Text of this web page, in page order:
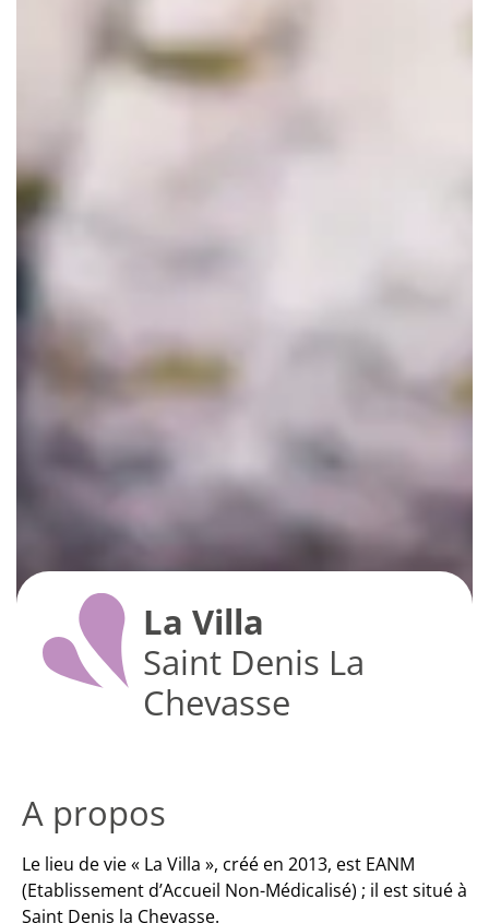
La Villa
Saint Denis La
Chevasse
A propos
Le lieu de vie « La Villa », créé en 2013, est EANM
(Etablissement d’Accueil Non-Médicalisé) ; il est situé à
Saint Denis la Chevasse.